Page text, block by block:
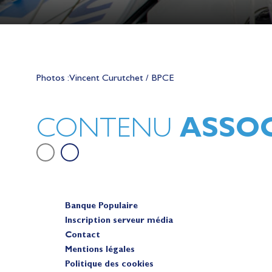
Photos : Vincent Curutchet / BPCE
CONTENU
sur le plan d'eau des Jeux
Banque Populaire
Inscription serveur média
Contact
Mentions légales
Politique des cookies